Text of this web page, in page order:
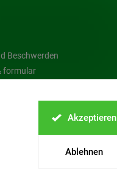
Ablehnen
Akzeptieren
Beschwerden
formular